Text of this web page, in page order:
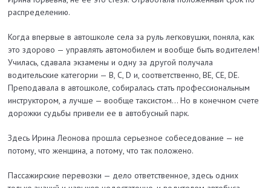
распределению.
Когда впервые в автошколе села за руль легковушки, поняла, как
это здорово — управлять автомобилем и вообще быть водителем!
Училась, сдавала экзамены и одну за другой получала
водительские категории — B, C, D и, соответственно, BЕ, СЕ, DЕ.
Преподавала в автошколе, собиралась стать профессиональным
инструктором, а лучше — вообще таксистом… Но в конечном счете
дорожки судьбы привели ее в автобусный парк.
Здесь Ирина Леонова прошла серьезное собеседование — не
потому, что женщина, а потому, что так положено.
Пассажирские перевозки — дело ответственное, здесь одних